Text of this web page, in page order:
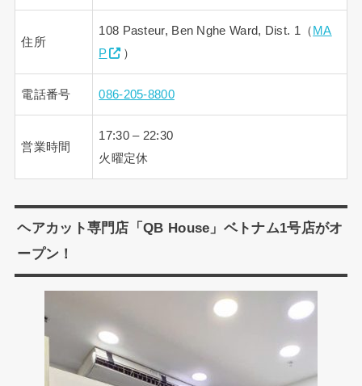
住所
108 Pasteur, Ben Nghe Ward, Dist. 1（ MA
P
）
電話番号 086-205-8800
営業時間
17:30 – 22:30
火曜定休
ヘアカット専門店「QB House」ベトナム1号店がオ
ープン！